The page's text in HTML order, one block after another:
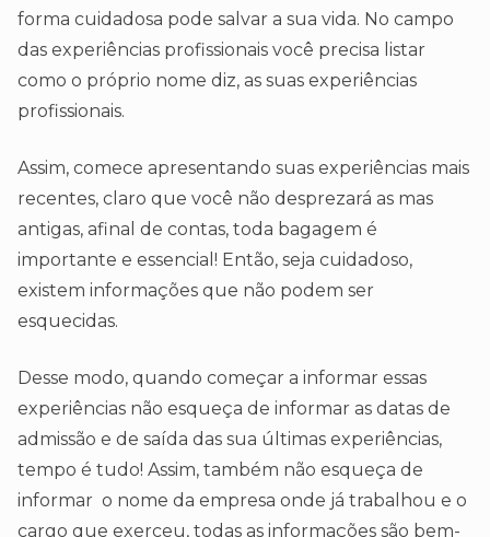
forma cuidadosa pode salvar a sua vida. No campo
das experiências profissionais você precisa listar
como o próprio nome diz, as suas experiências
profissionais.
Assim, comece apresentando suas experiências mais
recentes, claro que você não desprezará as mas
antigas, afinal de contas, toda bagagem é
importante e essencial! Então, seja cuidadoso,
existem informações que não podem ser
esquecidas.
Desse modo, quando começar a informar essas
experiências não esqueça de informar as datas de
admissão e de saída das sua últimas experiências,
tempo é tudo! Assim, também não esqueça de
informar o nome da empresa onde já trabalhou e o
cargo que exerceu, todas as informações são bem-